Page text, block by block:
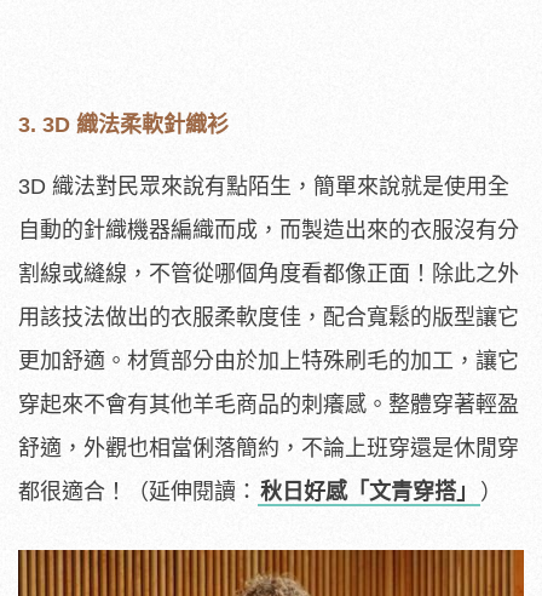
3. 3D 織法柔軟針織衫
3D 織法對民眾來說有點陌生，簡單來說就是使用全
自動的針織機器編織而成，而製造出來的衣服沒有分
割線或縫線，不管從哪個角度看都像正面！除此之外
用該技法做出的衣服柔軟度佳，配合寬鬆的版型讓它
更加舒適。材質部分由於加上特殊刷毛的加工，讓它
穿起來不會有其他羊毛商品的刺癢感。整體穿著輕盈
舒適，外觀也相當俐落簡約，不論上班穿還是休閒穿
都很適合！（延伸閱讀： 秋日好感「文青穿搭」 ）